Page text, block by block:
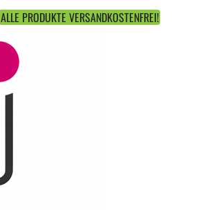
ALLE PRODUKTE VERSANDKOSTENFREI!